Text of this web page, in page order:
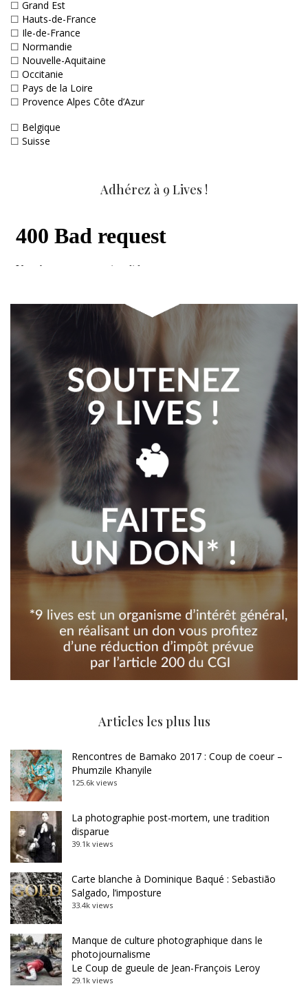
☐ Grand Est
☐ Hauts-de-France
☐ Ile-de-France
☐ Normandie
☐ Nouvelle-Aquitaine
☐ Occitanie
☐ Pays de la Loire
☐ Provence Alpes Côte d’Azur
☐ Belgique
☐ Suisse
Adhérez à 9 Lives !
Articles les plus lus
Rencontres de Bamako 2017 : Coup de coeur –
Phumzile Khanyile
125.6k views
La photographie post-mortem, une tradition
disparue
39.1k views
Carte blanche à Dominique Baqué : Sebastião
Salgado, l’imposture
33.4k views
Manque de culture photographique dans le
photojournalisme
Le Coup de gueule de Jean-François Leroy
29.1k views